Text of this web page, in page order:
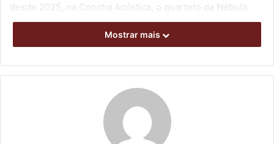
desde 2025, na Concha Acústica, o quarteto da Nébula
conta com Maria Pauli (vocalista), Tawan Lima (guitarra),
Gabriel Quina (baixo) e Claudio da Silva (bateria).
O grupo apresenta versões de nomes famosos como The
Runaways, Blondie, Joan Jett, Shocking Blue, Cranberries,
Tina Turner, Madonna, Janis Joplin e Bonnie Tyler. Outros
clássicos homenageados são AC/DC, Black Sabbath,
Scorpions, Sweet, Jefferson Airplane, Billy Idol, Deep
Mostrar mais